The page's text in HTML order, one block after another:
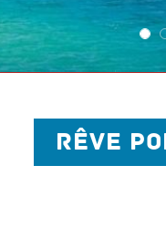
RÊVE